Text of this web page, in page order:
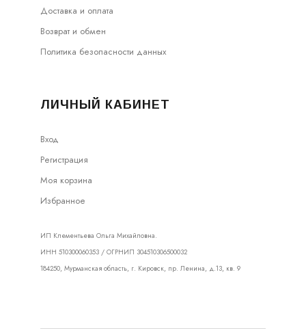
Доставка и оплата
Возврат и обмен
Политика безопасности данных
ЛИЧНЫЙ КАБИНЕТ
Вход
Регистрация
Моя корзина
Избранное
ИП Клементьева Ольга Михайловна.
ИНН 510300060353 / ОГРНИП 304510306500032
184250, Мурманская область, г. Кировск, пр. Ленина, д.13, кв. 9